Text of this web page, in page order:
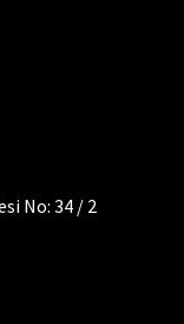
No: 34 / 2